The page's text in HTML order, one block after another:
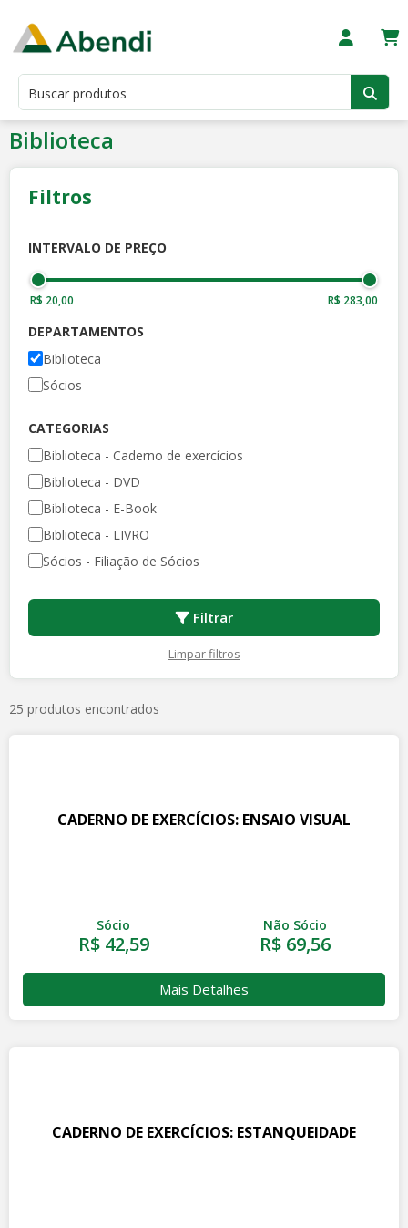
Biblioteca
Filtros
INTERVALO DE PREÇO
R$ 20,00 R$ 283,00
DEPARTAMENTOS
Biblioteca
Sócios
CATEGORIAS
Biblioteca - Caderno de exercícios
Biblioteca - DVD
Biblioteca - E-Book
Biblioteca - LIVRO
Sócios - Filiação de Sócios
Filtrar
Limpar filtros
25 produtos encontrados
CADERNO DE EXERCÍCIOS: ENSAIO VISUAL
Sócio
R$ 42,59
Não Sócio
R$ 69,56
Mais Detalhes
CADERNO DE EXERCÍCIOS: ESTANQUEIDADE